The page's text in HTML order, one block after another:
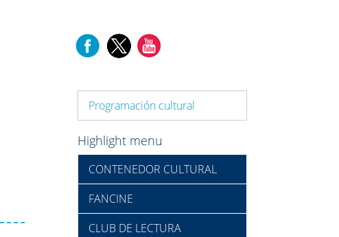
Programación cultural
Highlight menu
CONTENEDOR CULTURAL
FANCINE
CLUB DE LECTURA